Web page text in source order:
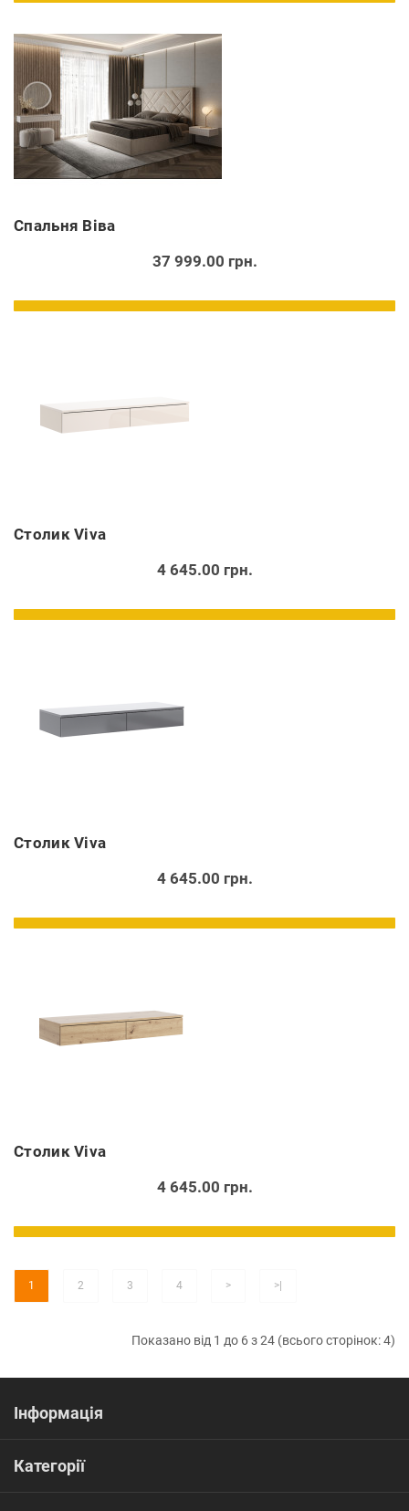
Спальня Віва
37 999.00 грн.
Cтолик Viva
4 645.00 грн.
Cтолик Viva
4 645.00 грн.
Cтолик Viva
4 645.00 грн.
1 2 3 4 > >|
Показано від 1 до 6 з 24 (всього сторінок: 4)
Інформація
Категорії